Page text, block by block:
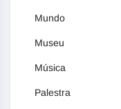
Mundo
Museu
Música
Palestra